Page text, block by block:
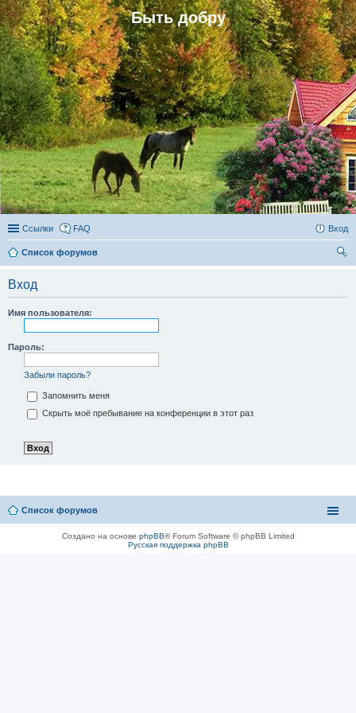
Быть добру
Ссылки FAQ Вход
Список форумов
Вход
Имя пользователя:
Пароль:
Забыли пароль?
Запомнить меня
Скрыть моё пребывание на конференции в этот раз
Список форумов
Создано на основе phpBB® Forum Software © phpBB Limited
Русская поддержка phpBB